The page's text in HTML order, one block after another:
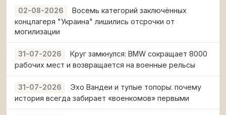
02-08-2026
Восемь категорий заключённых
концлагеря "Украина" лишились отсрочки от
могилизации
31-07-2026
Круг замкнулся: BMW сокращает 8000
рабочих мест и возвращается на военные рельсы
31-07-2026
Эхо Вандеи и тупые топоры: почему
история всегда забирает «военкомов» первыми